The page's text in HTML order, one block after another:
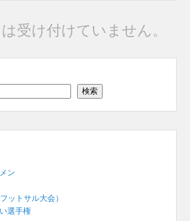
受け付けていません。
検索
ン
ットサル大会）
選手権